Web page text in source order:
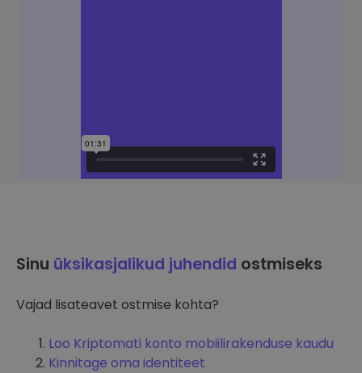
Sinu üksikasjalikud juhendid ostmiseks
Vajad lisateavet ostmise kohta?
Loo Kriptomati konto mobiilirakenduse kaudu
Kinnitage oma identiteet